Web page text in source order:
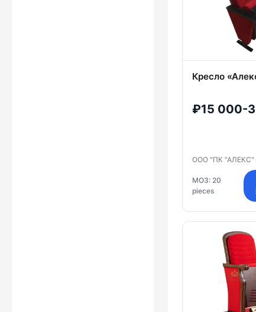
Кресло
₽15 000-
ООО "ПК "АЛЕКС"
МОЗ: 20
pieces